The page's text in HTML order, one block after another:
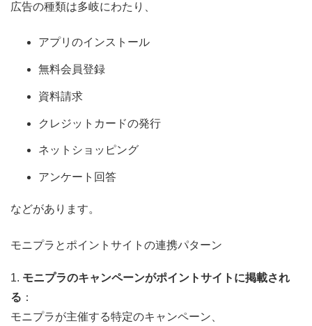
広告の種類は多岐にわたり、
アプリのインストール
無料会員登録
資料請求
クレジットカードの発行
ネットショッピング
アンケート回答
などがあります。
モニプラとポイントサイトの連携パターン
1. モニプラのキャンペーンがポイントサイトに掲載され
る ：
モニプラが主催する特定のキャンペーン、